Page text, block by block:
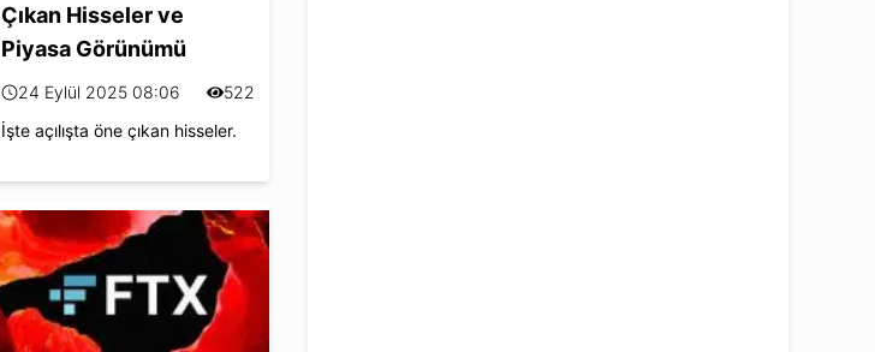
Çıkan Hisseler ve
Piyasa Görünümü
24 Eylül 2025 08:06
522
İşte açılışta öne çıkan hisseler.